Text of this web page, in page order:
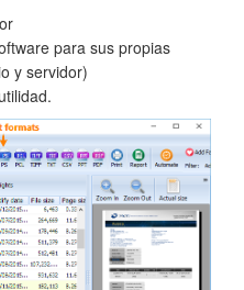
para sus propias
y servidor)